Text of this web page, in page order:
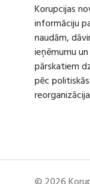
Korupcijas
informāciju
naudām,
ieņēmumu
pārskatiem
pēc